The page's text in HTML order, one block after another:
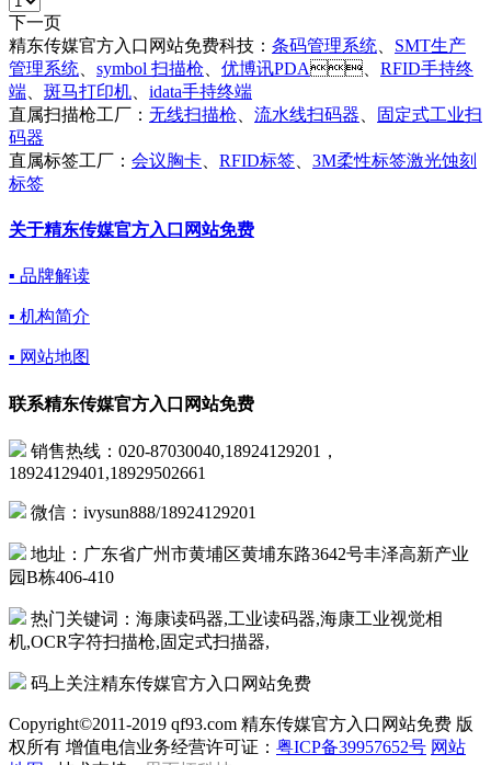
下一页
精东传媒官方入口网站免费科技： 条码管理系统
SMT生产
管理系统
symbol 扫描枪 优博讯PDA、 RFID手持终
端
斑马打印机
idata手持终端
直属扫描枪工厂： 无线扫描枪 流水线扫码器
固定式工业扫
码器
直属标签工厂： 会议胸卡 RFID标签
3M柔性标签激光蚀刻
标签
关于精东传媒官方入口网站免费
▪ 品牌解读
▪ 机构简介
▪ 网站地图
联系精东传媒官方入口网站免费
销售热线：020-87030040,18924129201，
18924129401,18929502661
微信：ivysun888/18924129201
地址：广东省广州市黄埔区黄埔东路3642号丰泽高新产业
园B栋406-410
热门关键词：海康读码器,工业读码器,海康工业视觉相
机,OCR字符扫描枪,固定式扫描器,
码上关注精东传媒官方入口网站免费
Copyright©2011-2019 qf93.com 精东传媒官方入口网站免费 版
权所有 增值电信业务经营许可证： 粤ICP备39957652号 网站